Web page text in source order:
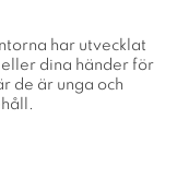
har utvecklat
dina händer för
de är unga och